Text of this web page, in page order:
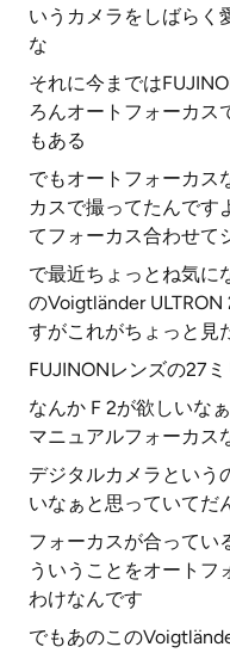
いうカメラをしばらく
な
それに今までは
ろんオートフォーカス
もある
でもオートフォーカス
カスで撮ってたんです
てフォーカス合わせて
で最近ちょっとね気に
のVoigtländer
すがこれがちょっと見
FUJINONレンズの27
なんか F 2が欲しいな
マニュアルフォーカス
デジタルカメラという
いなぁと思っていてだ
フォーカスが合ってい
ういうことをオートフ
わけなんです
でもあのこの